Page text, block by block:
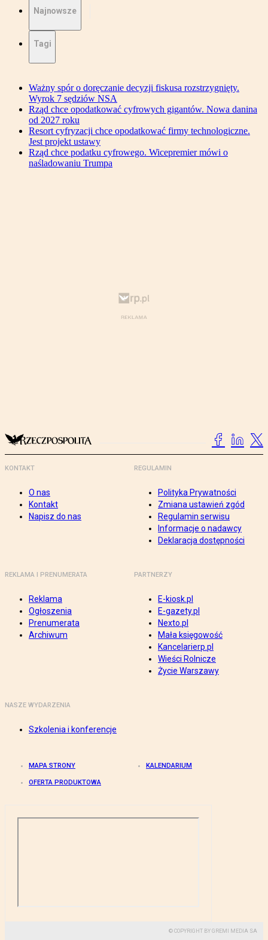
Najnowsze
Tagi
Ważny spór o doręczanie decyzji fiskusa rozstrzygnięty.
Wyrok 7 sędziów NSA
Rząd chce opodatkować cyfrowych gigantów. Nowa danina
od 2027 roku
Resort cyfryzacji chce opodatkować firmy technologiczne.
Jest projekt ustawy
Rząd chce podatku cyfrowego. Wicepremier mówi o
naśladowaniu Trumpa
KONTAKT
O nas
Kontakt
Napisz do nas
REGULAMIN
Polityka Prywatności
Zmiana ustawień zgód
Regulamin serwisu
Informacje o nadawcy
Deklaracja dostępności
REKLAMA I PRENUMERATA
Reklama
Ogłoszenia
Prenumerata
Archiwum
PARTNERZY
E-kiosk.pl
E-gazety.pl
Nexto.pl
Mała księgowość
Kancelarierp.pl
Wieści Rolnicze
Życie Warszawy
NASZE WYDARZENIA
Szkolenia i konferencje
MAPA STRONY KALENDARIUM
OFERTA PRODUKTOWA
© COPYRIGHT BY GREMI MEDIA SA